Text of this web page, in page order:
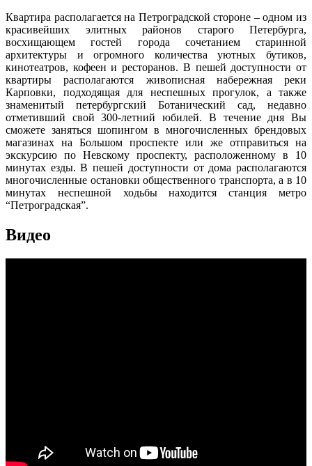
Квартира располагается на Петроградской стороне – одном из
красивейших элитных районов старого Петербурга,
восхищающем гостей города сочетанием старинной
архитектуры и огромного количества уютных бутиков,
кинотеатров, кофеен и ресторанов. В пешей доступности от
квартиры располагаются живописная набережная реки
Карповки, подходящая для неспешных прогулок, а также
знаменитый петербургский Ботанический сад, недавно
отметивший свой 300-летний юбилей. В течение дня Вы
сможете заняться шопингом в многочисленных брендовых
магазинах на Большом проспекте или же отправиться на
экскурсию по Невскому проспекту, расположенному в 10
минутах езды. В пешей доступности от дома располагаются
многочисленные остановки общественного транспорта, а в 10
минутах неспешной ходьбы находится станция метро
“Пeтроградская”.
Видео